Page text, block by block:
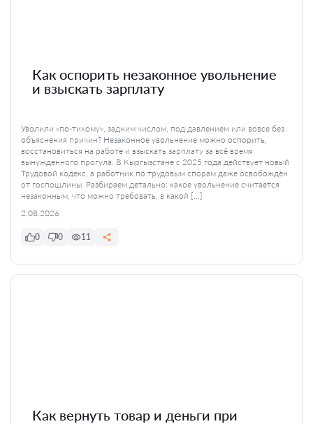
Как оспорить незаконное увольнение
и взыскать зарплату
Уволили «по-тихому», задним числом, под давлением или вовсе без
объяснения причин? Незаконное увольнение можно оспорить,
восстановиться на работе и взыскать зарплату за всё время
вынужденного прогула. В Кыргызстане с 2025 года действует новый
Трудовой кодекс, а работник по трудовым спорам даже освобождён
от госпошлины. Разбираем детально: какое увольнение считается
незаконным, что можно требовать, в какой […]
2.08.2026
0 0 11
Как вернуть товар и деньги при